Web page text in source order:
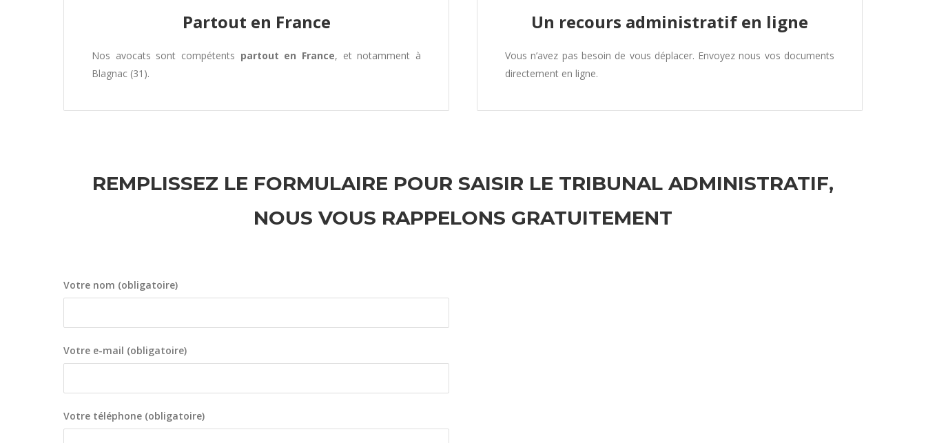
Partout en France
Nos avocats sont compétents partout en France, et notamment à
Blagnac (31).
Un recours administratif en ligne
Vous n’avez pas besoin de vous déplacer. Envoyez nous vos documents
directement en ligne.
REMPLISSEZ LE FORMULAIRE POUR SAISIR LE TRIBUNAL ADMINISTRATIF,
NOUS VOUS RAPPELONS GRATUITEMENT
Votre nom (obligatoire)
Votre e-mail (obligatoire)
Votre téléphone (obligatoire)